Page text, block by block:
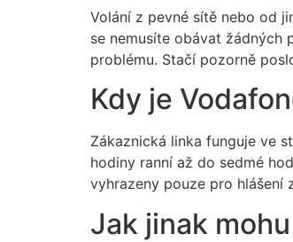
Volání z pevné sítě nebo od
se nemusíte obávat žádných
problému. Stačí pozorně
Kdy je
Zákaznická linka funguje ve
hodiny ranní až do sedmé
vyhrazeny pouze pro
Jak jinak